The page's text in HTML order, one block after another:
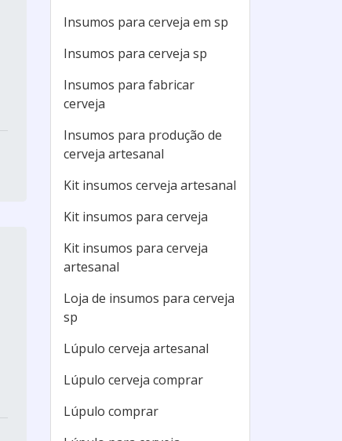
Insumos para cerveja em sp
Insumos para cerveja sp
Insumos para fabricar
cerveja
Insumos para produção de
cerveja artesanal
Kit insumos cerveja artesanal
Kit insumos para cerveja
Kit insumos para cerveja
artesanal
Loja de insumos para cerveja
sp
Lúpulo cerveja artesanal
Lúpulo cerveja comprar
Lúpulo comprar